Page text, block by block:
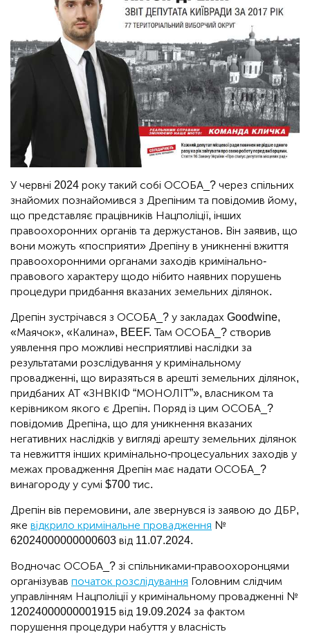
У червні 2024 року такий собі ОСОБА_? через спільних
знайомих познайомився з Дрепіним та повідомив йому,
що представляє працівників Нацполіції, інших
правоохоронних органів та держустанов. Він заявив, що
вони можуть «посприяти» Дрепіну в уникненні вжиття
правоохоронними органами заходів кримінально-
правового характеру щодо нібито наявних порушень
процедури придбання вказаних земельних ділянок.
Дрепін зустрічався з ОСОБА_? у закладах Goodwine,
«Маячок», «Калина», BEEF. Там ОСОБА_? створив
уявлення про можливі несприятливі наслідки за
результатами розслідування у кримінальному
провадженні, що виразяться в арешті земельних ділянок,
придбаних АТ «ЗНВКІФ “МОНОЛІТ”», власником та
керівником якого є Дрепін. Поряд із цим ОСОБА_?
повідомив Дрепіна, що для уникнення вказаних
негативних наслідків у вигляді арешту земельних ділянок
та невжиття інших кримінально-процесуальних заходів у
межах провадження Дрепін має надати ОСОБА_?
винагороду у сумі $700 тис.
Дрепін вів перемовини, але звернувся із заявою до ДБР,
яке відкрило кримінальне провадження №
62024000000000603 від 11.07.2024.
Водночас ОСОБА_? зі спільниками-правоохоронцями
організував початок розслідування Головним слідчим
управлінням Нацполіції у кримінальному провадженні №
12024000000001915 від 19.09.2024 за фактом
порушення процедури набуття у власність